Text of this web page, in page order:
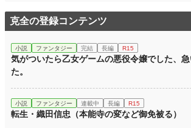
克全の登録コンテンツ
小説 ファンタジー 完結 長編 R15
気がついたら乙女ゲームの悪役令嬢でした、
た。
小説 ファンタジー 連載中 長編 R15
転生・織田信忠（本能寺の変など御免被る）